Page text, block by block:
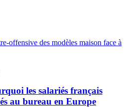
offensive des modèles maison face à
les salariés français
au bureau en Europe